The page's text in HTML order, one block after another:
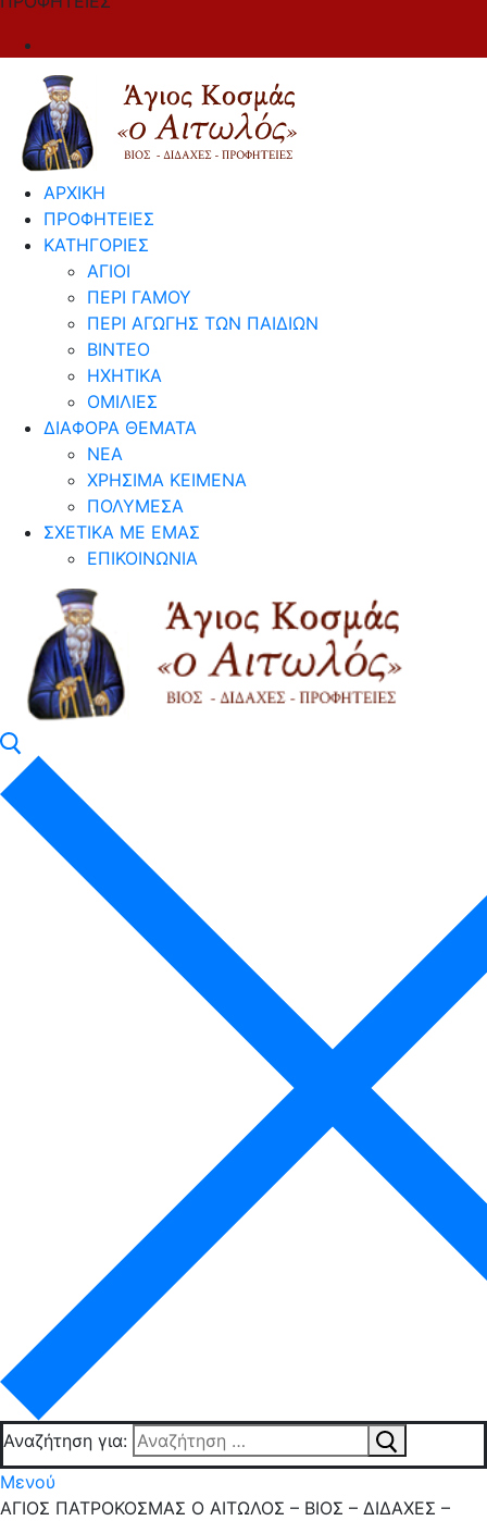
ΑΡΧΙΚΗ
ΠΡΟΦΗΤΕΙΕΣ
ΚΑΤΗΓΟΡΙΕΣ
ΑΓΙΟΙ
ΠΕΡΙ ΓΑΜΟΥ
ΠΕΡΙ ΑΓΩΓΗΣ ΤΩΝ ΠΑΙΔΙΩΝ
ΒΙΝΤΕΟ
ΗΧΗΤΙΚΑ
ΟΜΙΛΙΕΣ
ΔΙΑΦΟΡΑ ΘΕΜΑΤΑ
ΝΕΑ
ΧΡΗΣΙΜΑ ΚΕΙΜΕΝΑ
ΠΟΛΥΜΕΣΑ
ΣΧΕΤΙΚΑ ΜΕ ΕΜΑΣ
ΕΠΙΚΟΙΝΩΝΙΑ
Αναζήτηση για:
Μενού
ΑΓΙΟΣ ΠΑΤΡΟΚΟΣΜΑΣ Ο ΑΙΤΩΛΟΣ – ΒΙΟΣ – ΔΙΔΑΧΕΣ –